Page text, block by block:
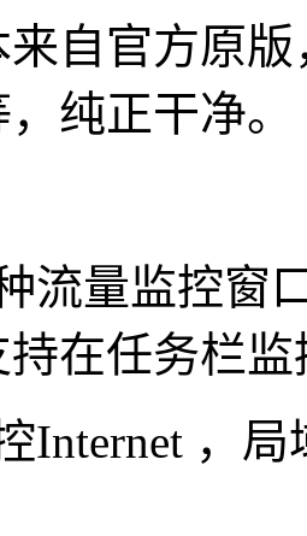
官方原版
纯正干净。
量监控窗口
在任务栏
，局